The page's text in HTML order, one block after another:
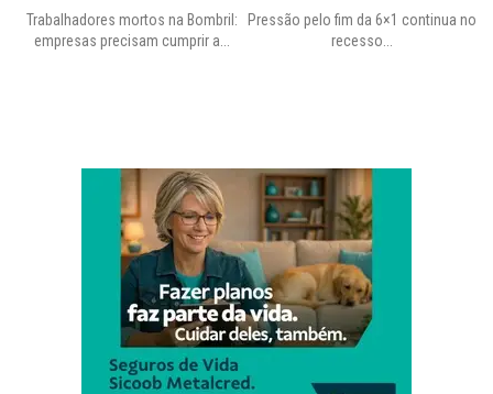
Trabalhadores mortos na Bombril:
empresas precisam cumprir a...
Pressão pelo fim da 6×1 continua no
recesso...